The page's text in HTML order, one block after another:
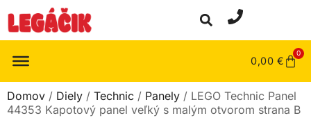
0,00 €
0
Domov / Diely / Technic / Panely / LEGO Technic Panel
44353 Kapotový panel veľký s malým otvorom strana B